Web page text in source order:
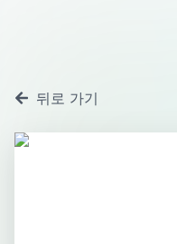
뒤로 가기